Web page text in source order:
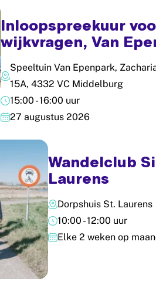
Inloopspreekuur
wijkvragen, Van
Speeltuin Van Epenpark,
15A, 4332 VC Middelburg
15:00 - 16:00 uur
27 augustus 2026
Wandelclub
Laurens
Dorpshuis St. Laurens
10:00 - 12:00 uur
Elke 2 weken op